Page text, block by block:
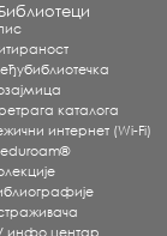
каталога
интернет (Wi-Fi)